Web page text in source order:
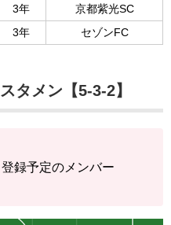
3年
京都紫光SC
3年 セゾンFC
タメン【5-3-2】
録予定のメンバー